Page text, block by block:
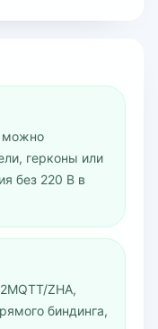
можно
герконы или
без 220 В в
ZHA,
биндинга,